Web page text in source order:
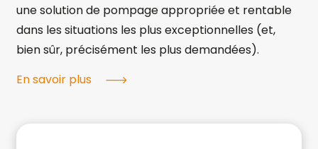
une solution de pompage appropriée et rentable
dans les situations les plus exceptionnelles (et,
bien sûr, précisément les plus demandées).
En savoir plus